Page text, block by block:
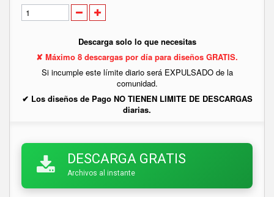
Descarga solo lo que necesitas
✘ Máximo 8 descargas por día para diseños GRATIS.
Si incumple este límite diario será EXPULSADO de la
comunidad.
✔ Los diseños de Pago NO TIENEN LIMITE DE DESCARGAS
diarias.
DESCARGA GRATIS
Archivos al instante